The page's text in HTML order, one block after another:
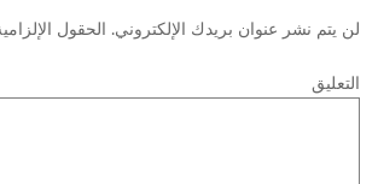
لن يتم نشر عنوان بريدك الإلكتروني. الحقول